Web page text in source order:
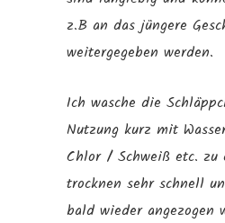
z.B an das jüngere
weitergegeben werden.
Ich wasche die
Nutzung kurz mit
Chlor / Schweiß etc. zu
trocknen sehr schnell
bald wieder angezogen